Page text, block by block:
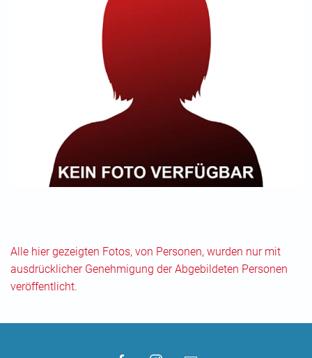
Alle hier gezeigten Fotos, von Personen, wurden nur mit
ausdrücklicher Genehmigung der Abgebildeten Personen
veröffentlicht.